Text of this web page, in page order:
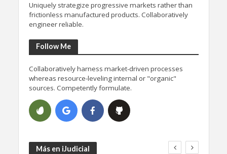
Uniquely strategize progressive markets rather than
frictionless manufactured products. Collaboratively
engineer reliable.
Follow Me
Collaboratively harness market-driven processes
whereas resource-leveling internal or "organic"
sources. Competently formulate.
Más en iJudicial